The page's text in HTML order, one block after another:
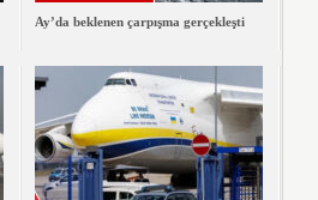
Ay’da beklenen çarpışma gerçekleşti